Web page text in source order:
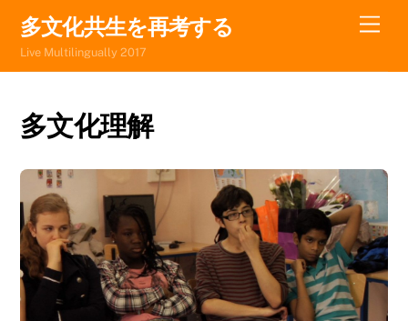
content
多文化共生を再考する
Live Multilingually 2017
多文化理解